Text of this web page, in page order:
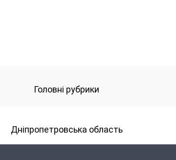
Головні рубрики
Дніпропетровська область